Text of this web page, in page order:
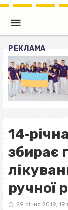
РЕКЛАМА
збирає
ручної
29 січня 2019,